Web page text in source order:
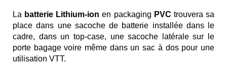
La batterie Lithium-ionen packaging PVC trouvera sa
place dans une sacoche de batterie installée dans le
cadre, dans un top-case, une sacoche latérale sur le
porte bagage voire même dans un sac à dos pour une
utilisation VTT.